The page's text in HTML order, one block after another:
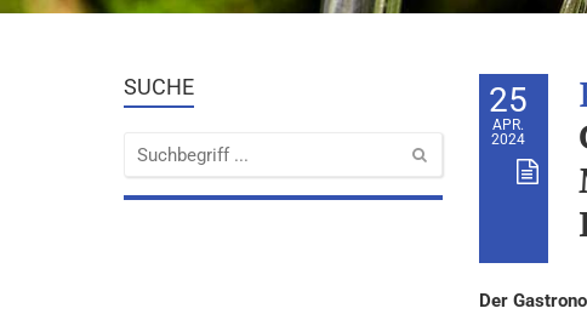
SUCHE 25
APR.
2024
Der